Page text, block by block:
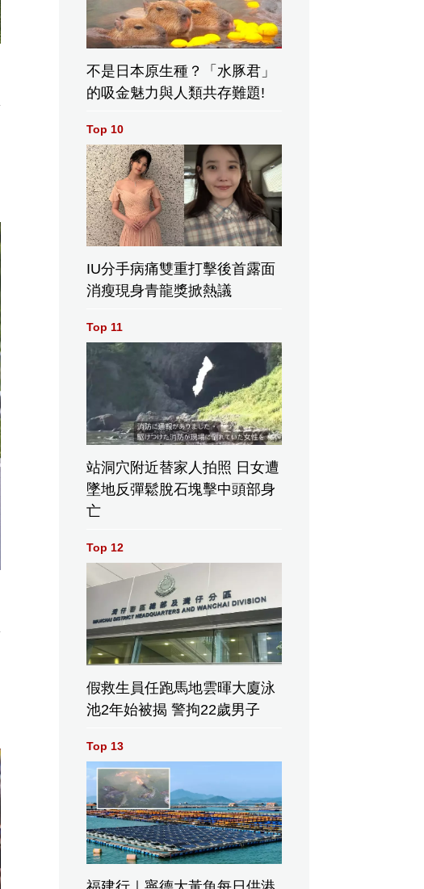
不是日本原生種？「水豚君」
的吸金魅力與人類共存難題!
Top 10
IU分手病痛雙重打擊後首露面
消瘦現身青龍獎掀熱議
Top 11
站洞穴附近替家人拍照 日女遭
墜地反彈鬆脫石塊擊中頭部身
亡
Top 12
假救生員任跑馬地雲暉大廈泳
池2年始被揭 警拘22歲男子
Top 13